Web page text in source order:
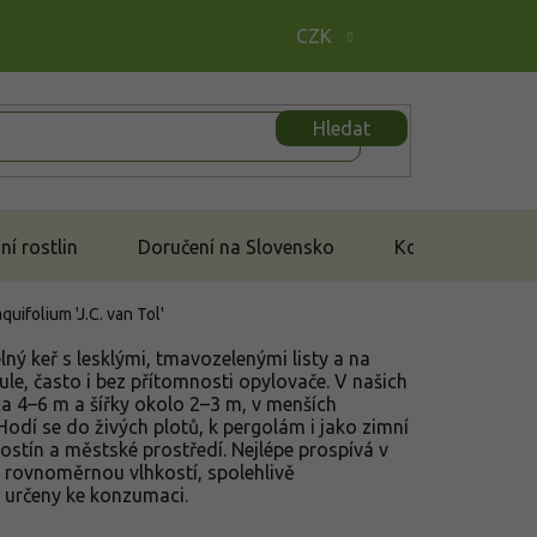
CZK
Hledat
rostlin Doručení na Slovensko Kontakt
'J.C. van Tol'
keř s lesklými, tmavozelenými listy a na
často i bez přítomnosti opylovače. V našich
4–6 m a šířky okolo 2–3 m, v menších
se do živých plotů, k pergolám i jako zimní
a městské prostředí. Nejlépe prospívá v
rovnoměrnou vlhkostí, spolehlivě
ke konzumaci.